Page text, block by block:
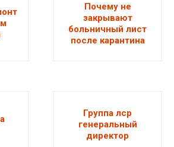
Почему не
закрывают
больничный лист
после карантина
Группа лср
генеральный
директор